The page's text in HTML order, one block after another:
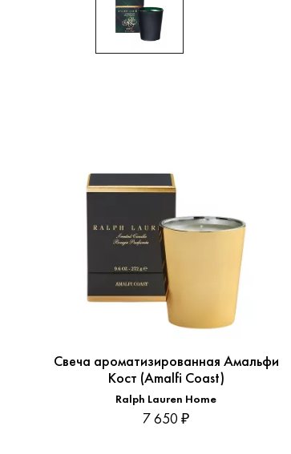
Свеча ароматизированная Амальфи
Кост (Amalfi Coast)
Ralph Lauren Home
7 650 ₽